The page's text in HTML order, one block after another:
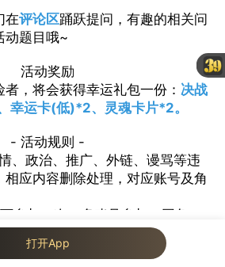
在评论区踊跃提问，有趣的相关问
动题目哦~
活动奖励
者，将会获得幸运礼包一份： 决战
幸运卡(低)*2、灵魂卡片*2。
- 活动规则 -
、政治、推广、外链、谩骂等违
应内容删除处理，对应账号及角
参与一次，多账号参与（同角
；
要绑定好角色和正确的区服，以
42
打开App